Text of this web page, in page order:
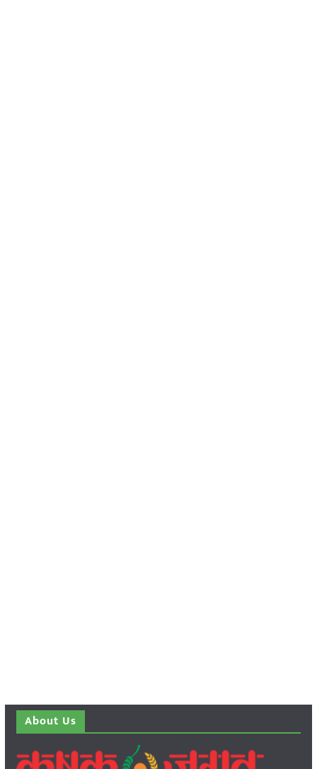
About Us